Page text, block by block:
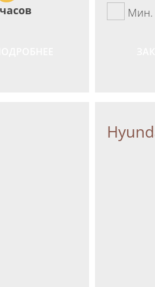
Мин.